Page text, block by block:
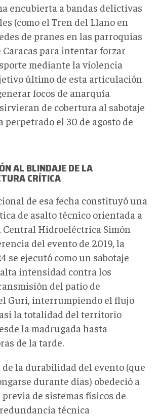
encubierta a bandas delictivas
(como el Tren del Llano en
de pranes en las parroquias
para intentar forzar
mediante la violencia
último de esta articulación
focos de anarquía
de cobertura al sabotaje
perpetrado el 30 de agosto de
AL BLINDAJE DE LA
CRÍTICA
de esa fecha constituyó una
de asalto técnico orientada a
Hidroeléctrica Simón
del evento de 2019, la
se ejecutó como un sabotaje
intensidad contra los
del patio de
Guri, interrumpiendo el flujo
la totalidad del territorio
la madrugada hasta
de la tarde.
la durabilidad del evento (que
durante días) obedeció a
de sistemas físicos de
técnica